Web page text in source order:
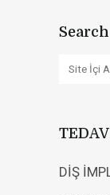
Search
DİŞ